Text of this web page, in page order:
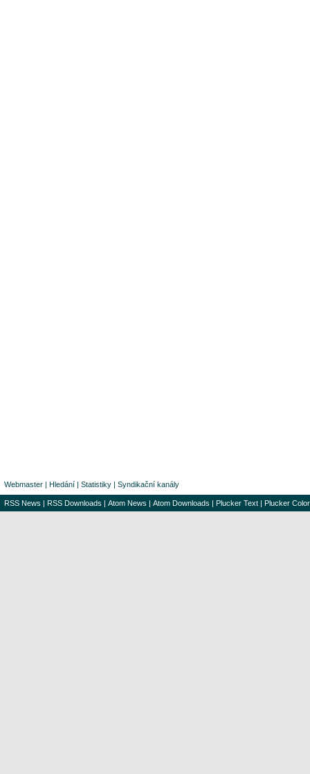
Webmaster | Hledání | Statistiky | Syndikační kanály
RSS News | RSS Downloads | Atom News | Atom Downloads | Plucker Text | Plucker Color